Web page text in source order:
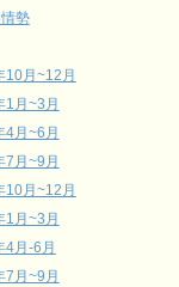
勢
10月~12月
1月~3月
4月~6月
7月~9月
10月~12月
1月~3月
4月-6月
7月~9月